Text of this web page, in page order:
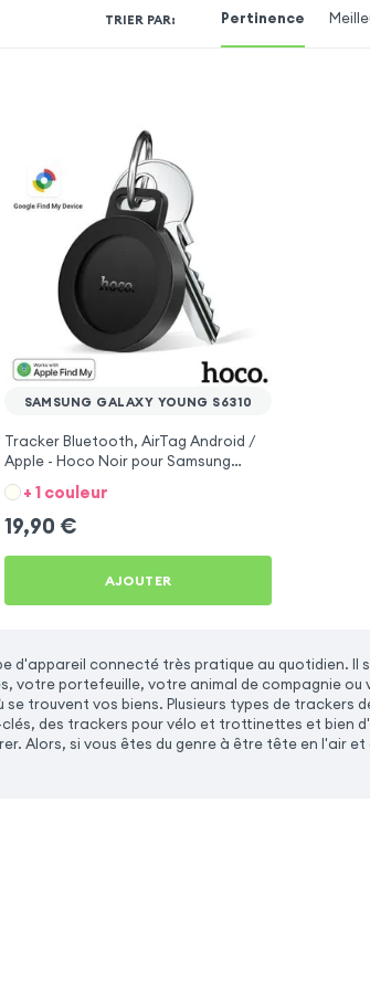
TRIER PAR: Pertinence
SAMSUNG GALAXY YOUNG S6310
Tracker Bluetooth, AirTag Android /
Apple - Hoco Noir pour Samsung
Galaxy Young S6310
+ 1 couleur
19,90 €
AJOUTER
d'appareil connecté très pratique au quotidien. Il
votre portefeuille, votre animal de compagnie
trouvent vos biens. Plusieurs types de
des trackers pour vélo et trottinettes et bien
Alors, si vous êtes du genre à être tête en l'air